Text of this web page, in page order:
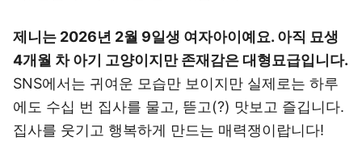
제니는 2026년 2월 9일생 여자아이예요. 아직 묘생
4개월 차 아기 고양이지만 존재감은 대형묘급입니다.
SNS에서는 귀여운 모습만 보이지만 실제로는 하루
에도 수십 번 집사를 물고, 뜯고(?) 맛보고 즐깁니다.
집사를 웃기고 행복하게 만드는 매력쟁이랍니다!